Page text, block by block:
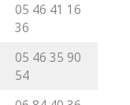
05 46 41 16
36
05 46 35 90
54